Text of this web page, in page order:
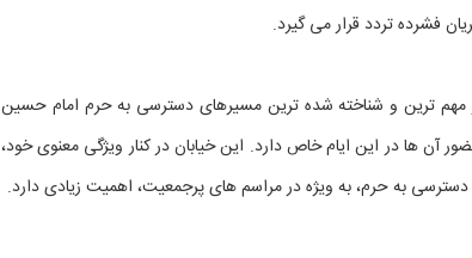
فشرده تردد قرار می گیرد.
مهم ترین و شناخته شده ترین مسیرهای دسترسی به حرم امام حسین
ها در این ایام خاص دارد. این خیابان در کنار ویژگی معنوی خود،
دسترسی به حرم، به ویژه در مراسم های پرجمعیت، اهمیت زیادی دارد.